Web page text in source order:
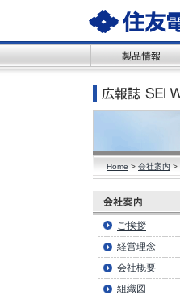
Home > 会社案内 >
ご挨拶
経営理念
会社概要
組織図